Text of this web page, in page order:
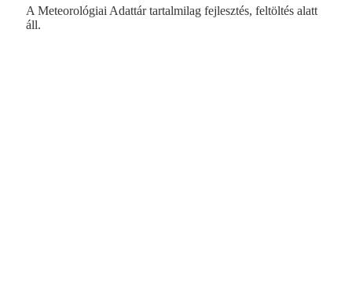
A Meteorológiai Adattár tartalmilag fejlesztés, feltöltés alatt
áll.